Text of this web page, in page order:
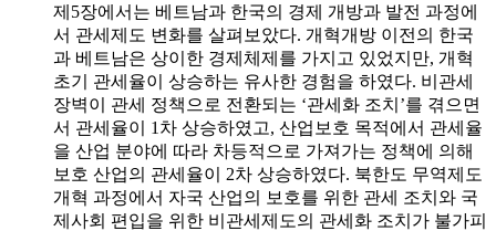
제5장에서는 베트남과 한국의 경제 개방과 발전 과정에
서 관세제도 변화를 살펴보았다. 개혁개방 이전의 한국
과 베트남은 상이한 경제체제를 가지고 있었지만, 개혁
초기 관세율이 상승하는 유사한 경험을 하였다. 비관세
장벽이 관세 정책으로 전환되는 ‘관세화 조치’를 겪으면
서 관세율이 1차 상승하였고, 산업보호 목적에서 관세율
을 산업 분야에 따라 차등적으로 가져가는 정책에 의해
보호 산업의 관세율이 2차 상승하였다. 북한도 무역제도
개혁 과정에서 자국 산업의 보호를 위한 관세 조치와 국
제사회 편입을 위한 비관세제도의 관세화 조치가 불가피